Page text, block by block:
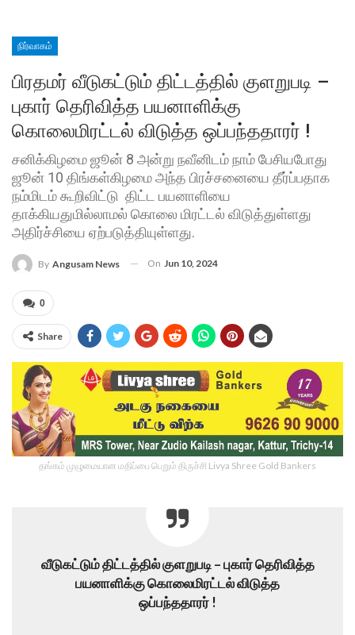
நிர்வாகம்
பிரதமர் வீடுகட்டும் திட்டத்தில் குளறுபடி –
புகார் தெரிவித்த பயனாளிக்கு
கொலைமிரட்டல் விடுத்த ஒப்பந்ததாரர் !
சனிக்கிழமை ஜூன் 8 அன்று நவீனிடம் நாம் பேசியபோது
ஜூன் 10 திங்கள்கிழமை அந்த பிரச்சனையை தீர்ப்பதாக
நம்மிடம் கூறிவிட்டு திட்ட பயனாளியை
தாக்கியதுமில்லாமல் கொலை மிரட்டல் விடுத்துள்ளது
அதிர்ச்சியை ஏற்படுத்தியுள்ளது.
By Angusam News On Jun 10, 2024
0
Share
தங்கம் முழுமையான மதிப்பை பெறும் திருச்சி Livya Shree Gold Bankers
வீடுகட்டும் திட்டத்தில் குளறுபடி – புகார் தெரிவித்த
பயனாளிக்கு கொலைமிரட்டல் விடுத்த
ஒப்பந்ததாரர் !